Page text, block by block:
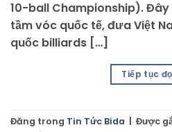
10-ball Championship). Đây
tầm vóc quốc tế, đưa Việt
quốc billiards […]
Tiếp tục
Đăng trong Tin Tức Bida Được